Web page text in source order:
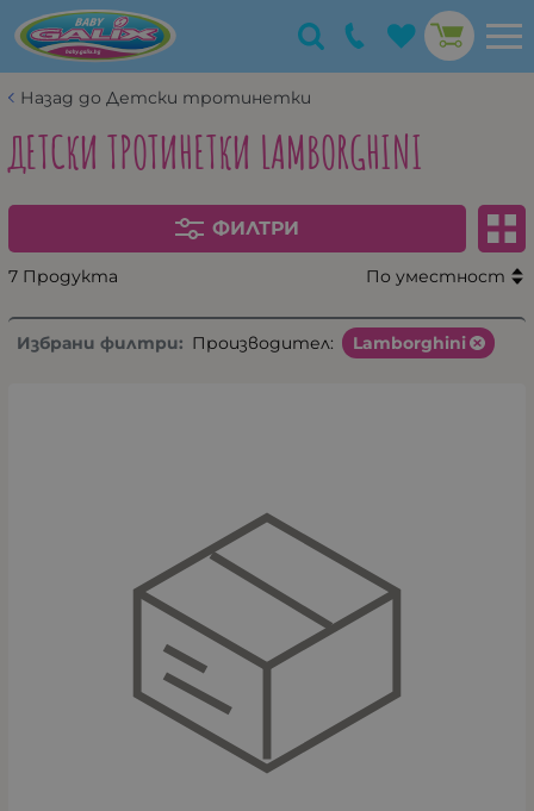
Назад до Детски тротинетки
ДЕТСКИ ТРОТИНЕТКИ LAMBORGHINI
ФИЛТРИ
7 Продукта По уместност
Избрани филтри: Производител: Lamborghini